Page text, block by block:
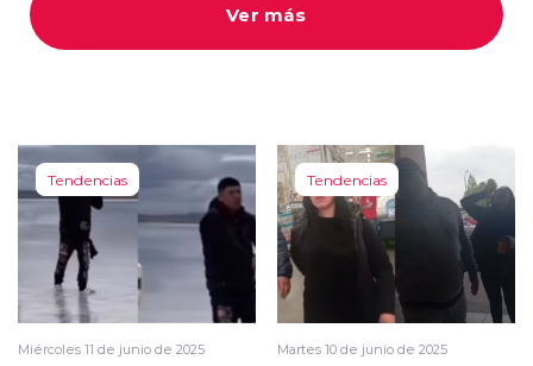
Ver más
Tendencias
Miércoles 11 de junio de 2025
Tendencias
Martes 10 de junio de 2025